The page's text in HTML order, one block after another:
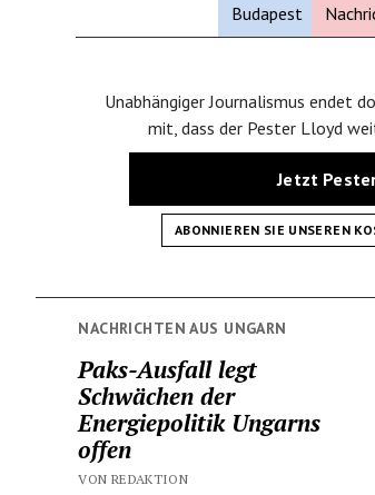
Budapest
Unabhängiger Journalismus endet
mit, dass der Pester Lloyd
Jetzt
ABONNIEREN SIE UNSEREN
NACHRICHTEN AUS UNGARN
Paks-Ausfall legt
Schwächen der
Energiepolitik Ungarns
offen
VON REDAKTION